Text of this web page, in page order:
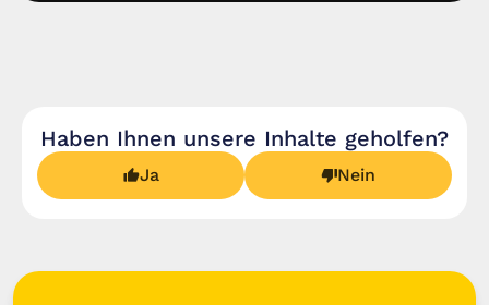
Haben Ihnen unsere Inhalte geholfen?
Ja Nein